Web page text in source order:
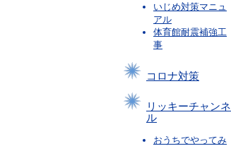
いじめ対策マニュ
アル
体育館耐震補強工
事
コロナ対策
リッキーチャンネ
ル
おうちでやってみ